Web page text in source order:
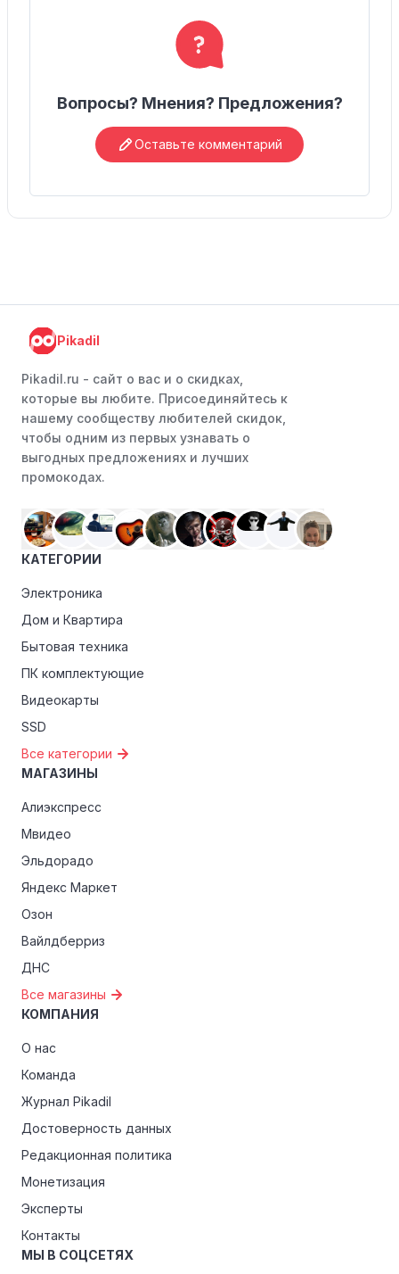
Вопросы? Мнения? Предложения?
Оставьте комментарий
Pikadil
Pikadil.ru - cайт о вас и о скидках,
которые вы любите. Присоединяйтесь к
нашему сообществу любителей скидок,
чтобы одним из первых узнавать о
выгодных предложениях и лучших
промокодах.
КАТЕГОРИИ
Электроника
Дом и Квартира
Бытовая техника
ПК комплектующие
Видеокарты
SSD
Все категории
МАГАЗИНЫ
Алиэкспресс
Мвидео
Эльдорадо
Яндекс Маркет
Озон
Вайлдберриз
ДНС
Все магазины
КОМПАНИЯ
О нас
Команда
Журнал Pikadil
Достоверность данных
Редакционная политика
Монетизация
Эксперты
Контакты
МЫ В СОЦСЕТЯХ